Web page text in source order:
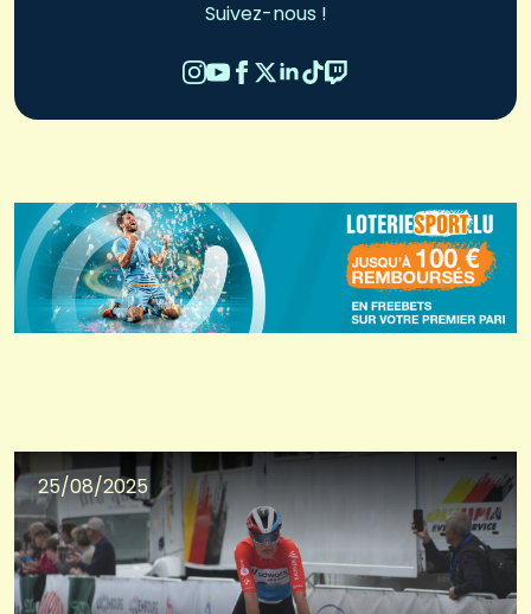
Suivez-nous !
25/08/2025